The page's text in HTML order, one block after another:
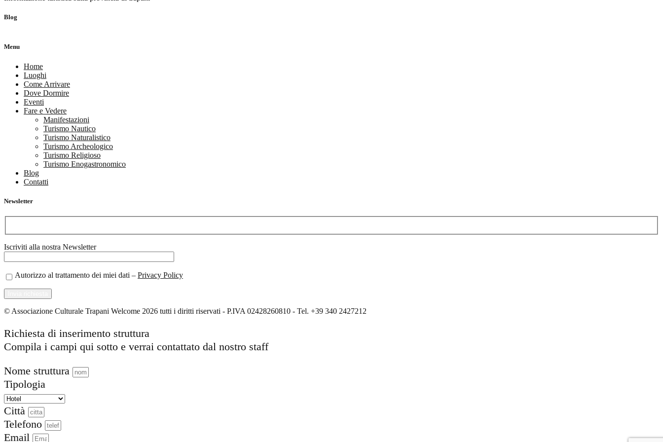
Blog
Menu
Home
Luoghi
Come Arrivare
Dove Dormire
Eventi
Fare e Vedere
Manifestazioni
Turismo Nautico
Turismo Naturalistico
Turismo Archeologico
Turismo Religioso
Turismo Enogastronomico
Blog
Contatti
Newsletter
Iscriviti alla nostra Newsletter
Autorizzo al trattamento dei miei dati – Privacy Policy
© Associazione Culturale Trapani Welcome 2026 tutti i diritti riservati - P.IVA 02428260810 - Tel. +39 340 2427212
Richiesta di inserimento struttura
Compila i campi qui sotto e verrai contattato dal nostro staff
Nome struttura
Tipologia
Città
Telefono
Email